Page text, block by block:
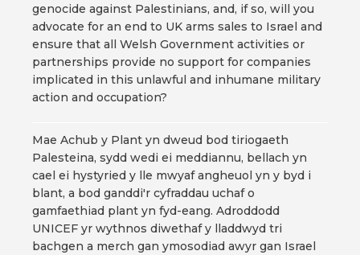
genocide against Palestinians, and, if so, will you
advocate for an end to UK arms sales to Israel and
ensure that all Welsh Government activities or
partnerships provide no support for companies
implicated in this unlawful and inhumane military
action and occupation?
Mae Achub y Plant yn dweud bod tiriogaeth
Palesteina, sydd wedi ei meddiannu, bellach yn
cael ei hystyried y lle mwyaf angheuol yn y byd i
blant, a bod ganddi'r cyfraddau uchaf o
gamfaethiad plant yn fyd-eang. Adroddodd
UNICEF yr wythnos diwethaf y lladdwyd tri
bachgen a merch gan ymosodiad awyr gan Israel